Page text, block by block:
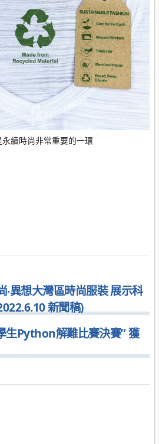
續時尚非常重要的一環
‧異想大灣區時尚服裝 展示科
新聞稿)
生Python解難比賽決賽” 獲